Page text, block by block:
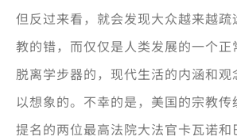
但反过来看，就会发现大众越来越疏
教的错，而仅仅是人类发展的一个正
脱离学步器的，现代生活的内涵和
以想象的。不幸的是，美国的宗教
提名的两位最高法院大法官卡瓦诺和